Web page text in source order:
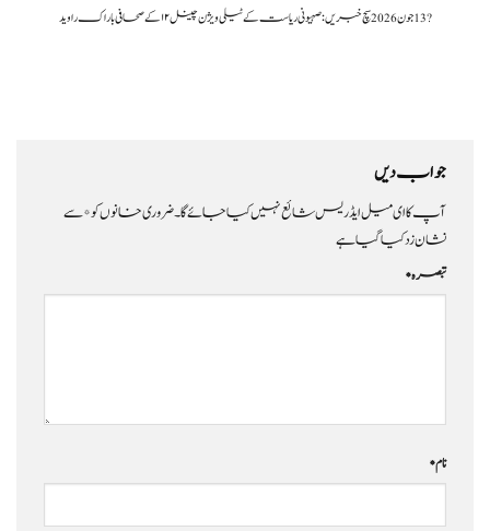
?️ 13 جون 2026سچ خبریں: صہیونی ریاست کے ٹیلی ویژن چینل ۱۲ کے صحافی باراک راوید
جواب دیں
آپ کا ای میل ایڈریس شائع نہیں کیا جائے گا۔ضروری خانوں کو*سے
نشان زد کیا گیا ہے
تبصرہ*
نام*